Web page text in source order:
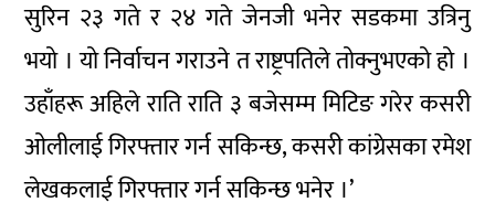
सुरिन २३ गते र २४ गते जेनजी भनेर सडकमा उत्रिनु
भयो । यो निर्वाचन गराउने त राष्ट्रपतिले तोक्नुभएको हो ।
उहाँहरू अहिले राति राति ३ बजेसम्म मिटिङ गरेर कसरी
ओलीलाई गिरफ्तार गर्न सकिन्छ, कसरी कांग्रेसका रमेश
लेखकलाई गिरफ्तार गर्न सकिन्छ भनेर ।’